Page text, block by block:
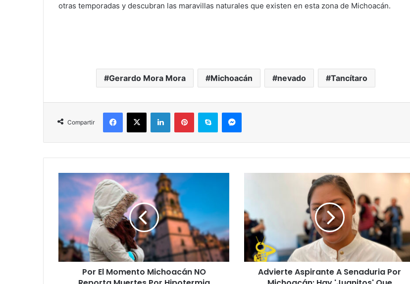
otras temporadas y descubran las maravillas naturales que existen en esta zona de Michoacán.
Gerardo Mora Mora Michoacán nevado Tancítaro
Compartir
Facebook
X LinkedInPinterestSkype Messenger
Por
Momento
Michoacán
NO
Reporta
Muertes
Por
Hipotermia
Por El Momento Michoacán NO
Senaduria
Por
Michoacán:
Hay
'Juanitos'
Que
Quieren
Imponer
Advierte Aspirante A Senaduria Por